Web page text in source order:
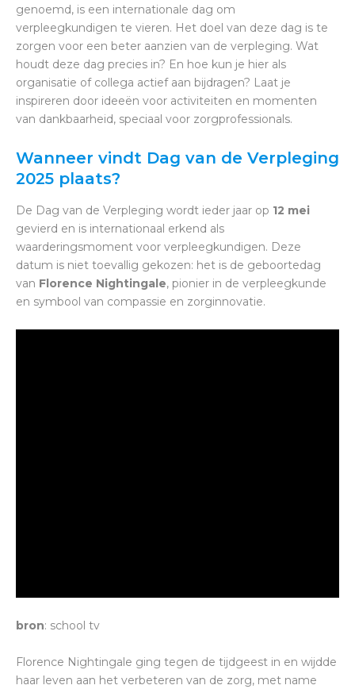
genoemd, is een internationale dag om
verpleegkundigen te vieren. Het doel van deze dag is te
zorgen voor een beter aanzien van de verpleging. Wat
houdt deze dag precies in? En hoe kun je hier als
organisatie of collega actief aan bijdragen? Laat je
inspireren door ideeën voor activiteiten en momenten
van dankbaarheid, speciaal voor zorgprofessionals.
Wanneer vindt Dag van de Verpleging
2025 plaats?
De Dag van de Verpleging wordt ieder jaar op 12 mei
gevierd en is internationaal erkend als
waarderingsmoment voor verpleegkundigen. Deze
datum is niet toevallig gekozen: het is de geboortedag
van Florence Nightingale, pionier in de verpleegkunde
en symbool van compassie en zorginnovatie.
bron: school tv
Florence Nightingale ging tegen de tijdgeest in en wijdde
haar leven aan het verbeteren van de zorg, met name